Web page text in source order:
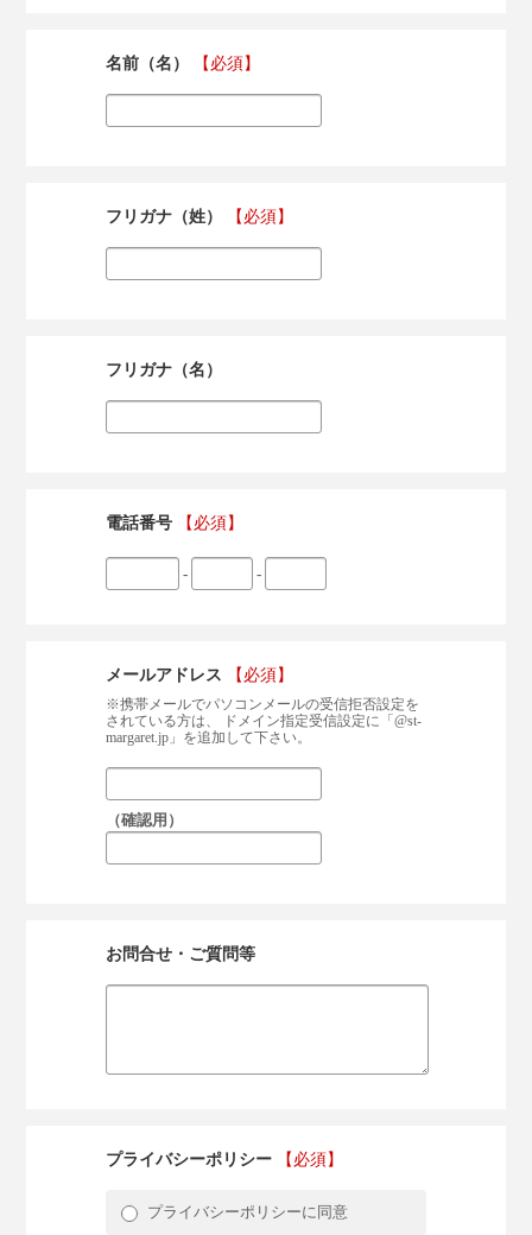
名前（名） 【必須】
フリガナ（姓） 【必須】
フリガナ（名）
電話番号 【必須】
- -
メールアドレス 【必須】
※携帯メールでパソコンメールの受信拒否設定を
されている方は、 ドメイン指定受信設定に「@st-
margaret.jp」を追加して下さい。
（確認用）
お問合せ・ご質問等
プライバシーポリシー 【必須】
プライバシーポリシーに同意